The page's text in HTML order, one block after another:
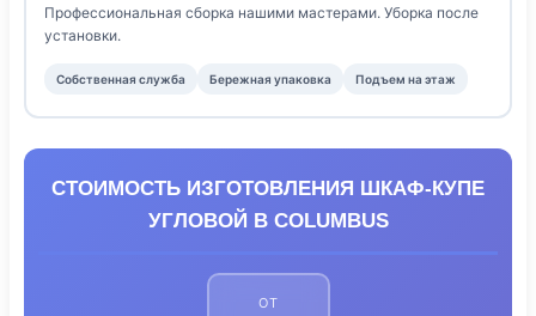
Профессиональная сборка нашими мастерами. Уборка после
установки.
Собственная служба Бережная упаковка Подъем на этаж
СТОИМОСТЬ ИЗГОТОВЛЕНИЯ ШКАФ-КУПЕ
УГЛОВОЙ В COLUMBUS
ОТ